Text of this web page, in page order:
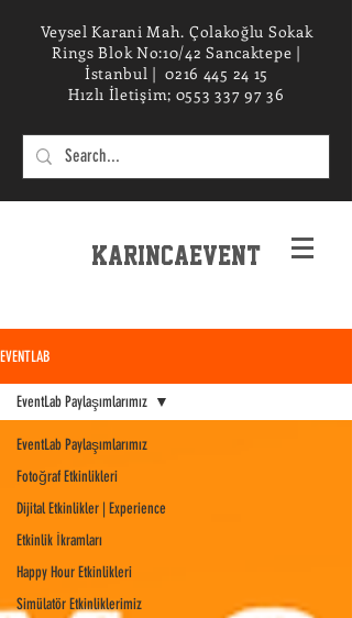
Veysel Karani Mah. Çolakoğlu Sokak
Rings Blok No:10/42 Sancaktepe |
İstanbul |0216 445 24 15
Hızlı İletişim; 0553 337 97 36
KarincaEvent
EXPERIENCe desIGN STUDIO
EVENTLAB
EventLab Paylaşımlarımız
Fotoğraf Etkinlikleri
Dijital Etkinlikler | Experience
Etkinlik İkramları
Happy Hour Etkinlikleri
Simülatör Etkinliklerimiz
EventLab Paylaşımlarımız